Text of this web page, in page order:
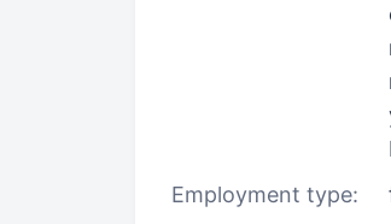
Employment type: